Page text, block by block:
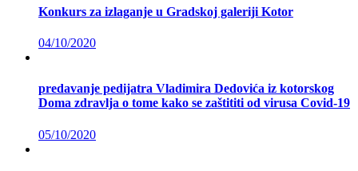
Konkurs za izlaganje u Gradskoj galeriji Kotor
04/10/2020
predavanje pedijatra Vladimira Dedovića iz kotorskog
Doma zdravlja o tome kako se zaštititi od virusa Covid-19
05/10/2020